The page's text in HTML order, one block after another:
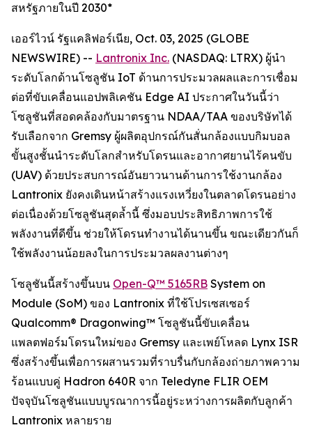
สหรัฐภายในปี 2030*
เออร์ไวน์ รัฐแคลิฟอร์เนีย, Oct. 03, 2025 (GLOBE
NEWSWIRE) -- Lantronix Inc. (NASDAQ: LTRX) ผู้นำ
ระดับโลกด้านโซลูชัน IoT ด้านการประมวลผลและการเชื่อม
ต่อที่ขับเคลื่อนแอปพลิเคชัน Edge AI ประกาศในวันนี้ว่า
โซลูชันที่สอดคล้องกับมาตรฐาน NDAA/TAA ของบริษัทได้
รับเลือกจาก Gremsy ผู้ผลิตอุปกรณ์กันสั่นกล้องแบบกิมบอล
ขั้นสูงชั้นนำระดับโลกสำหรับโดรนและอากาศยานไร้คนขับ
(UAV) ด้วยประสบการณ์อันยาวนานด้านการใช้งานกล้อง
Lantronix ยังคงเดินหน้าสร้างแรงเหวี่ยงในตลาดโดรนอย่าง
ต่อเนื่องด้วยโซลูชันสุดล้ำนี้ ซึ่งมอบประสิทธิภาพการใช้
พลังงานที่ดีขึ้น ช่วยให้โดรนทำงานได้นานขึ้น ขณะเดียวกันก็
ใช้พลังงานน้อยลงในการประมวลผลงานต่างๆ
โซลูชันนี้สร้างขึ้นบน Open-Q™ 5165RB System on
Module (SoM) ของ Lantronix ที่ใช้โปรเซสเซอร์
Qualcomm® Dragonwing™ โซลูชันนี้ขับเคลื่อน
แพลตฟอร์มโดรนใหม่ของ Gremsy และเพย์โหลด Lynx ISR
ซึ่งสร้างขึ้นเพื่อการผสานรวมที่ราบรื่นกับกล้องถ่ายภาพความ
ร้อนแบบคู่ Hadron 640R จาก Teledyne FLIR OEM
ปัจจุบันโซลูชันแบบบูรณาการนี้อยู่ระหว่างการผลิตกับลูกค้า
Lantronix หลายราย